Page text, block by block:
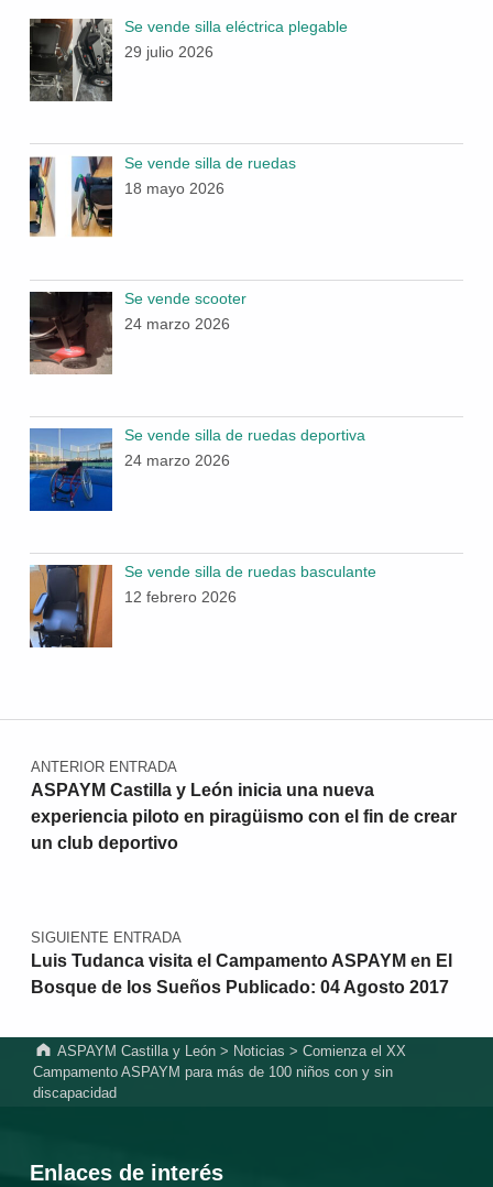
Se vende silla eléctrica plegable
29 julio 2026
Se vende silla de ruedas
18 mayo 2026
Se vende scooter
24 marzo 2026
Se vende silla de ruedas deportiva
24 marzo 2026
Se vende silla de ruedas basculante
12 febrero 2026
Navegación de entradas
ANTERIOR ENTRADA
ASPAYM Castilla y León inicia una nueva
experiencia piloto en piragüismo con el fin de crear
un club deportivo
SIGUIENTE ENTRADA
Luis Tudanca visita el Campamento ASPAYM en El
Bosque de los Sueños Publicado: 04 Agosto 2017
ASPAYM Castilla y León > Noticias >Comienza el XX
Campamento ASPAYM para más de 100 niños con y sin
discapacidad
Enlaces de interés